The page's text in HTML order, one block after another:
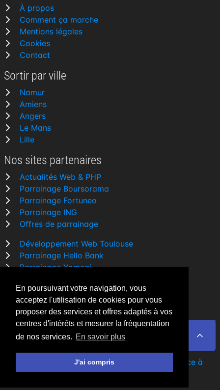
En poursuivant votre navigation, vous
acceptez l'utilisation de cookies pour vous
proposer des services et offres adaptés à vos
centres d'intérêts et mesurer la fréquentation
de nos services. En savoir plus
J'ai compris
À propos
Comment ça marche
Mentions légales
Cookies
Contact
Sortir par ville
Namur
Amiens
Angers
Le Mans
Lille
Nos sites partenaires
Actualités Web & PHP
Parrainage Boursorama
Parrainage Fortuneo
Parrainage ING
Offres de parrainage
Développement Web Toulouse
Parrainage Hello Bank
Parrainage Yomoni
Comparatif banque
By Night v5.7.3| © 2026 - Tous droits réservés
par undéveloppeur Web Freelance à
Toulouse